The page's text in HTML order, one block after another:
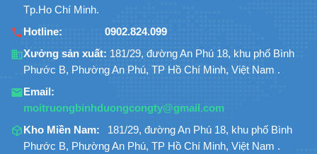
Tp.Ho Chí Minh.
Hotline:
0902.824.099
Xưởng sản xuất: 181/29, đường An Phú 18, khu phố Bình
Phước B, Phường An Phú, TP Hồ Chí Minh, Việt Nam .
Email:
moitruongbinhduongcongty@gmail.com
Kho Miền Nam:
181/29, đường An Phú 18, khu phố Bình
Phước B, Phường An Phú, TP Hồ Chí Minh, Việt Nam .